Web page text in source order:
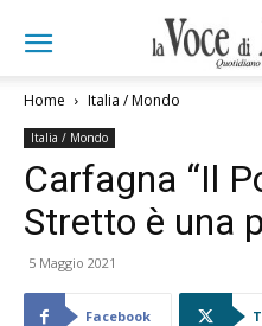
Home Italia / Mondo
Italia / Mondo
Carfagna “Il
Stretto è una
5 Maggio 2021
Facebook